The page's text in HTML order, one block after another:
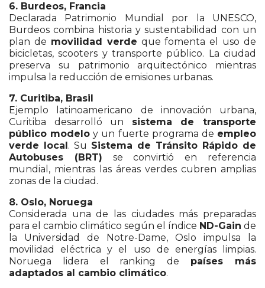
6. Burdeos, Francia
Declarada Patrimonio Mundial por la UNESCO,
Burdeos combina historia y sustentabilidad con un
plan de movilidad verde que fomenta el uso de
bicicletas, scooters y transporte público. La ciudad
preserva su patrimonio arquitectónico mientras
impulsa la reducción de emisiones urbanas.
7. Curitiba, Brasil
Ejemplo latinoamericano de innovación urbana,
Curitiba desarrolló un sistema de transporte
público modelo y un fuerte programa de empleo
verde local . Su Sistema de Tránsito Rápido de
Autobuses (BRT) se convirtió en referencia
mundial, mientras las áreas verdes cubren amplias
zonas de la ciudad.
8. Oslo, Noruega
Considerada una de las ciudades más preparadas
para el cambio climático según el índice ND-Gain de
la Universidad de Notre-Dame, Oslo impulsa la
movilidad eléctrica y el uso de energías limpias.
Noruega lidera el ranking de países más
adaptados al cambio climático.